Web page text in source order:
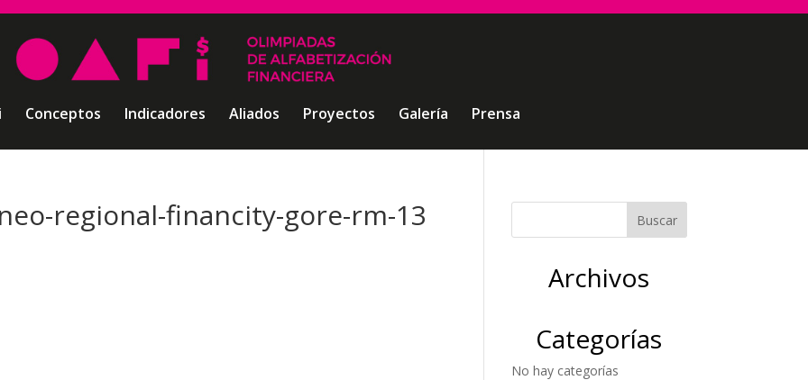
Conceptos Indicadores Aliados Proyectos Galería Prensa
regional-financity-gore-rm-13
Archivos
Categorías
No hay categorías